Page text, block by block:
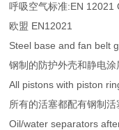
呼吸空气标准:EN 12021
欧盟 EN12021
Steel base and fan belt
钢制的防护外壳和静电涂
All pistons with piston
所有的活塞都配有钢制活
Oil/water separators